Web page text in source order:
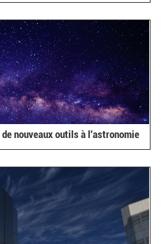
nouveaux outils à l'astronomie